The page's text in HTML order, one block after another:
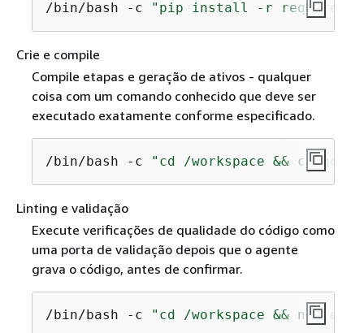
/bin/bash -c "pip install -r
Crie e compile
Compile etapas e geração de ativos - qualquer
coisa com um comando conhecido que deve ser
executado exatamente conforme especificado.
/bin/bash -c "cd /workspace && cargo
Linting e validação
Execute verificações de qualidade do código como
uma porta de validação depois que o agente
grava o código, antes de confirmar.
/bin/bash -c "cd /workspace && npx